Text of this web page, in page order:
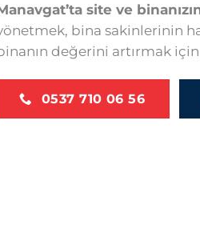
site ve
bina sakinlerinin
değerini artırmak
0537 710 06 56